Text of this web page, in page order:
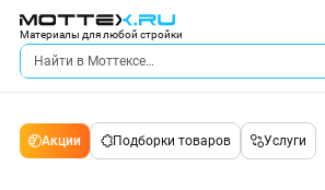
Материалы для любой стройки
Акции Подборки товаров Услуги